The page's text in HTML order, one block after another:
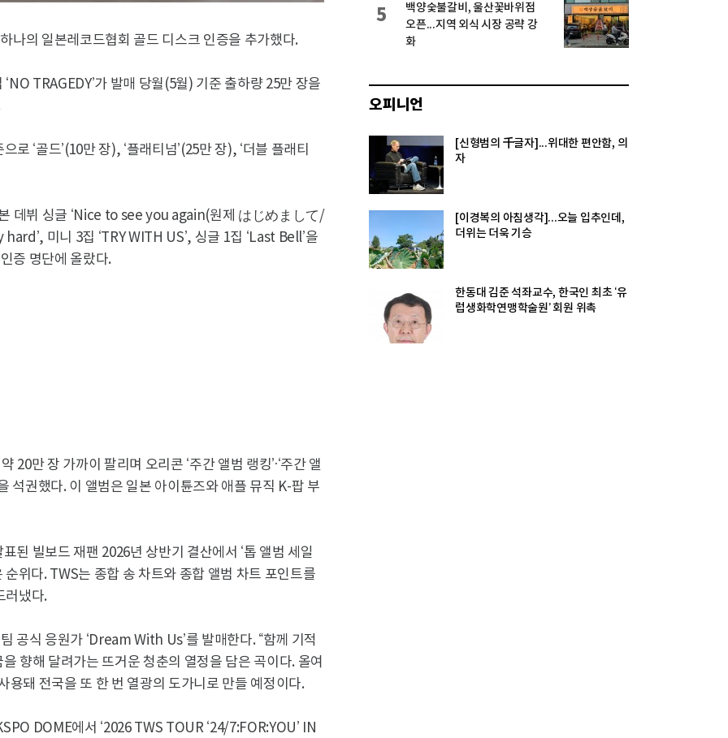
나의 일본레코드협회 골드 디스크 인증을 추가했다.
TRAGEDY’가 발매 당월(5월) 기준 출하량 25만 장을
‘골드’(10만 장), ‘플래티넘’(25만 장), ‘더블 플래티
데뷔 싱글 ‘Nice to see you again(원제 はじめまして/
미니 3집 ‘TRY WITH US’, 싱글 1집 ‘Last Bell’을
증 명단에 올랐다.
20만 장 가까이 팔리며 오리콘 ‘주간 앨범 랭킹’·‘주간 앨
석권했다. 이 앨범은 일본 아이튠즈와 애플 뮤직 K-팝 부
된 빌보드 재팬 2026년 상반기 결산에서 ‘톱 앨범 세일
위다. TWS는 종합 송 차트와 종합 앨범 차트 포인트를
러냈다.
공식 응원가 ‘Dream With Us’를 발매한다. “함께 기적
향해 달려가는 뜨거운 청춘의 열정을 담은 곡이다. 올여
용돼 전국을 또 한 번 열광의 도가니로 만들 예정이다.
DOME에서 ‘2026 TWS TOUR ‘24/7:FOR:YOU’ IN
백양숯불갈비, 울산꽃바위점
오픈...지역 외식 시장 공략 강
화
5
오피니언
[신형범의 千글자]...위대한 편안함, 의
자
[이경복의 아침생각]...오늘 입추인데,
더위는 더욱 기승
한동대 김준 석좌교수, 한국인 최초 ‘유
럽생화학연맹학술원’ 회원 위촉